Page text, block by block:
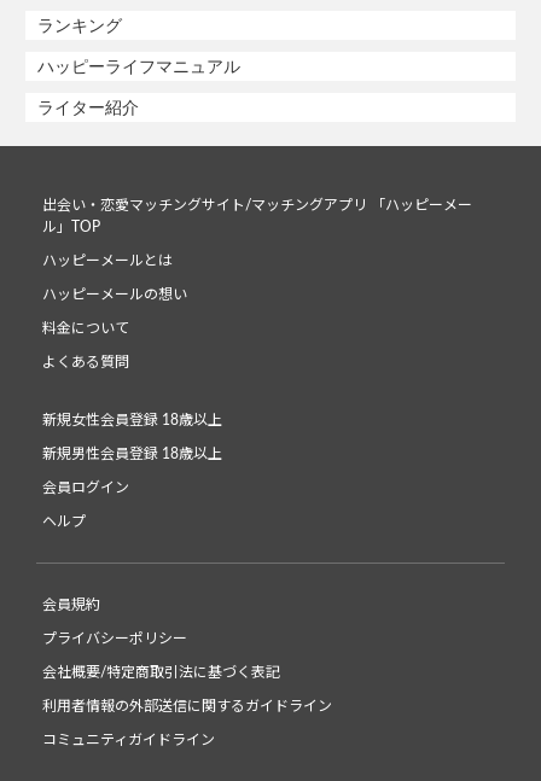
ランキング
ハッピーライフマニュアル
ライター紹介
出会い・恋愛マッチングサイト/マッチングアプリ 「ハッピーメー
ル」TOP
ハッピーメールとは
ハッピーメールの想い
料金について
よくある質問
新規女性会員登録 18歳以上
新規男性会員登録 18歳以上
会員ログイン
ヘルプ
会員規約
プライバシーポリシー
会社概要/特定商取引法に基づく表記
利用者情報の外部送信に関するガイドライン
コミュニティガイドライン